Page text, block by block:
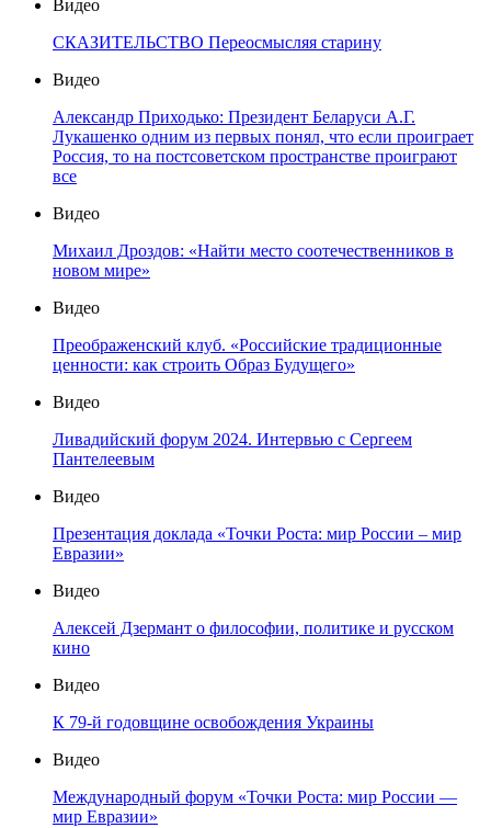
Видео
СКАЗИТЕЛЬСТВО Переосмысляя старину
Видео
Александр Приходько: Президент Беларуси А.Г.
Лукашенко одним из первых понял, что если проиграет
Россия, то на постсоветском пространстве проиграют
все
Видео
Михаил Дроздов: «Найти место соотечественников в
новом мире»
Видео
Преображенский клуб. «Российские традиционные
ценности: как строить Образ Будущего»
Видео
Ливадийский форум 2024. Интервью с Сергеем
Пантелеевым
Видео
Презентация доклада «Точки Роста: мир России – мир
Евразии»
Видео
Алексей Дзермант о философии, политике и русском
кино
Видео
К 79-й годовщине освобождения Украины
Видео
Международный форум «Точки Роста: мир России —
мир Евразии»